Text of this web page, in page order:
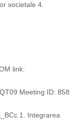
societale 4.
link:
Meeting ID: 858
1. Integrarea